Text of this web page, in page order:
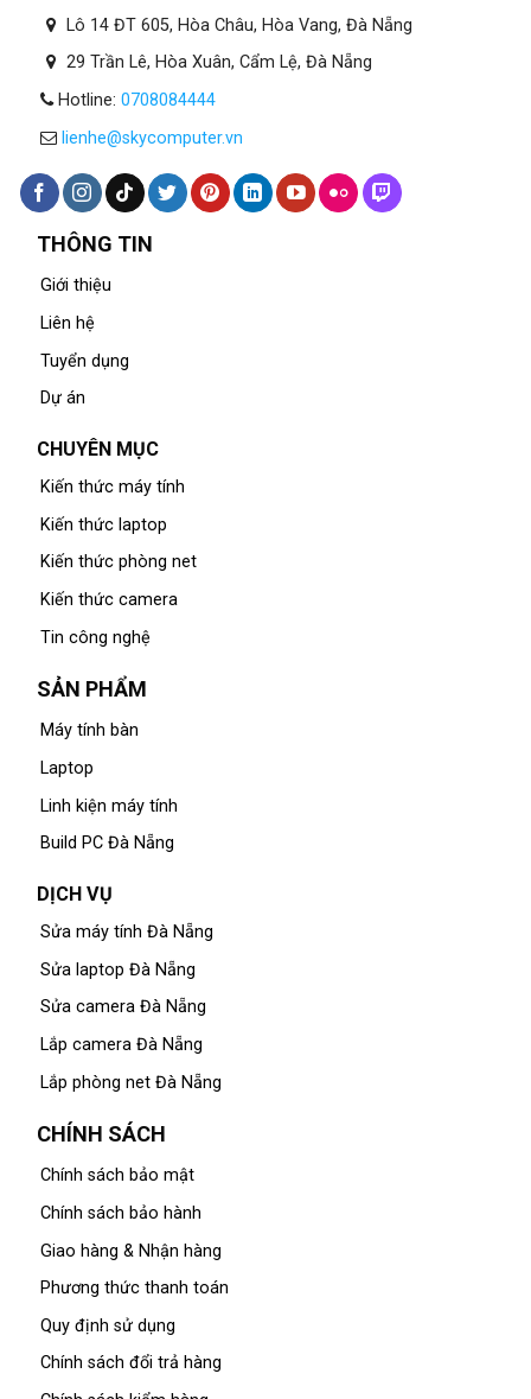
Lô 14 ĐT 605, Hòa Châu, Hòa Vang, Đà Nẵng
29 Trần Lê, Hòa Xuân, Cẩm Lệ, Đà Nẵng
Hotline: 0708084444
lienhe@skycomputer.vn
THÔNG TIN
Giới thiệu
Liên hệ
Tuyển dụng
Dự án
CHUYÊN MỤC
Kiến thức máy tính
Kiến thức laptop
Kiến thức phòng net
Kiến thức camera
Tin công nghệ
SẢN PHẨM
Máy tính bàn
Laptop
Linh kiện máy tính
Build PC Đà Nẵng
DỊCH VỤ
Sửa máy tính Đà Nẵng
Sửa laptop Đà Nẵng
Sửa camera Đà Nẵng
Lắp camera Đà Nẵng
Lắp phòng net Đà Nẵng
CHÍNH SÁCH
Chính sách bảo mật
Chính sách bảo hành
Giao hàng & Nhận hàng
Phương thức thanh toán
Quy định sử dụng
Chính sách đổi trả hàng